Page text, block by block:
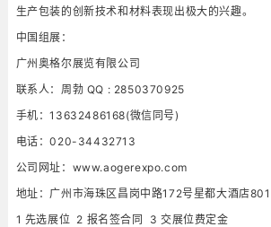
生产包装的创新技术和材料表现出极大的兴趣。
中国组展：
广州奥格尔展览有限公司
联系人：周勃 QQ : 2850370925
手机：13632486168(微信同号)
电话：020-34432713
公司网址：www.aogerexpo.com
地址：广州市海珠区昌岗中路172号星都大酒店
1 先选展位 2 报名签合同 3 交展位费定金